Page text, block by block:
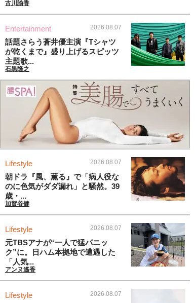
古川諭香
Entertainment 2026.08.07
話題さらう蒼井優主演『Tシャツ
が乾くまで』盛り上げるスピッツ
主題歌...
石黒隆之
Lifestyle 2026.08.07
朝ドラ『風、薫る』で「病人役な
のに色気がダダ漏れ」と騒然。39
歳・...
加賀谷健
Lifestyle 2026.08.07
元TBSアナが“一人で猛パニッ
ク”に。日ハム本拠地で遭遇した
「人気...
アンヌ遙香
Lifestyle 2026.08.07